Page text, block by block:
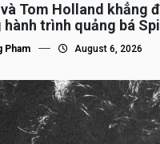
Tom Holland khẳng
trình quảng bá
Pham August 6, 2026